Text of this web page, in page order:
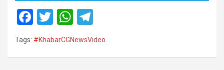
F
a
ce
T
wi
tt
W
h
at
el
e
Tags: #KhabarCGNewsVideo